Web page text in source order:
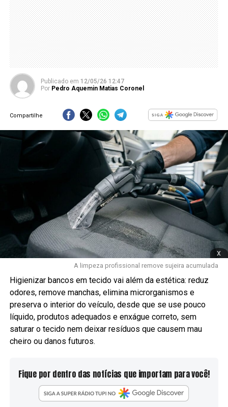
Publicado em 12/05/26 12:47
Por Pedro Aquemin Matias Coronel
Compartilhe
x
A limpeza profissional remove sujeira acumulada
Higienizar bancos em tecido vai além da estética: reduz
odores, remove manchas, elimina microrganismos e
preserva o interior do veículo, desde que se use pouco
líquido, produtos adequados e enxágue correto, sem
saturar o tecido nem deixar resíduos que causem mau
cheiro ou danos futuros.
Fique por dentro das notícias que importam para você!